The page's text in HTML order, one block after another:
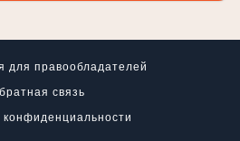
для правообладателей
связь
конфиденциальности